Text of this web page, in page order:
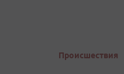
Происшествия